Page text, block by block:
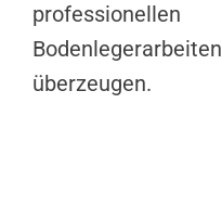
professionellen
Bodenlegerarbeiten
überzeugen.